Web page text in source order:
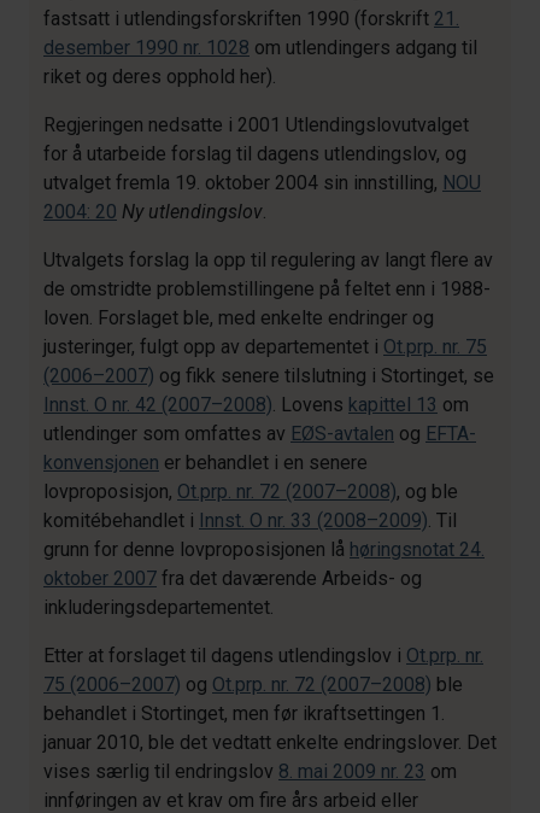
fastsatt i utlendingsforskriften 1990 (forskrift 21.
desember 1990 nr. 1028 om utlendingers adgang til
riket og deres opphold her).
Regjeringen nedsatte i 2001 Utlendingslovutvalget
for å utarbeide forslag til dagens utlendingslov, og
utvalget fremla 19. oktober 2004 sin innstilling, NOU
2004: 20 Ny utlendingslov.
Utvalgets forslag la opp til regulering av langt flere av
de omstridte problemstillingene på feltet enn i 1988-
loven. Forslaget ble, med enkelte endringer og
justeringer, fulgt opp av departementet i Ot.prp. nr. 75
(2006–2007) og fikk senere tilslutning i Stortinget, se
Innst. O nr. 42 (2007–2008). Lovens kapittel 13 om
utlendinger som omfattes av EØS-avtalen og EFTA-
konvensjonen er behandlet i en senere
lovproposisjon, Ot.prp. nr. 72 (2007–2008), og ble
komitébehandlet i Innst. O nr. 33 (2008–2009). Til
grunn for denne lovproposisjonen lå høringsnotat 24.
oktober 2007 fra det daværende Arbeids- og
inkluderingsdepartementet.
Etter at forslaget til dagens utlendingslov i Ot.prp. nr.
75 (2006–2007) og Ot.prp. nr. 72 (2007–2008) ble
behandlet i Stortinget, men før ikraftsettingen 1.
januar 2010, ble det vedtatt enkelte endringslover. Det
vises særlig til endringslov 8. mai 2009 nr. 23 om
innføringen av et krav om fire års arbeid eller